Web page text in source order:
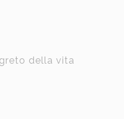
della vita